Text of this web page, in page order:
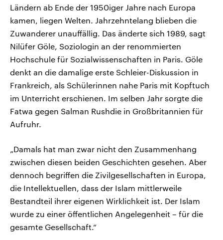
Ländern ab Ende der 1950iger Jahre nach Europa
kamen, liegen Welten. Jahrzehntelang blieben die
Zuwanderer unauffällig. Das änderte sich 1989, sagt
Nilüfer Göle, Soziologin an der renommierten
Hochschule für Sozialwissenschaften in Paris. Göle
denkt an die damalige erste Schleier-Diskussion in
Frankreich, als Schülerinnen nahe Paris mit Kopftuch
im Unterricht erschienen. Im selben Jahr sorgte die
Fatwa gegen Salman Rushdie in Großbritannien für
Aufruhr.
„Damals hat man zwar nicht den Zusammenhang
zwischen diesen beiden Geschichten gesehen. Aber
dennoch begriffen die Zivilgesellschaften in Europa,
die Intellektuellen, dass der Islam mittlerweile
Bestandteil ihrer eigenen Wirklichkeit ist. Der Islam
wurde zu einer öffentlichen Angelegenheit – für die
gesamte Gesellschaft.“